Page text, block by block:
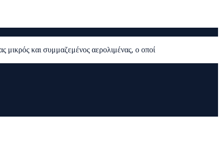
μικρός και συμμαζεμένος αερολιμένας, ο οποί